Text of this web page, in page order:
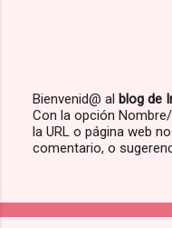
P
u
b
c
a
Bienvenid@ al blog de
Con la opción
la URL o página web
comentario, o